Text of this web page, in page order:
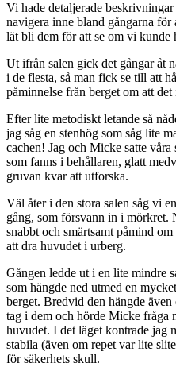
Vi hade detaljerade
navigera inne bland gångarna
lät bli dem för att se om vi
Ut ifrån salen gick det gångar åt
i de flesta, så man fick se till att
påminnelse från berget om att
Efter lite metodiskt letande så
jag såg en stenhög som såg lite
cachen! Jag och Micke satte
som fanns i behållaren, glatt
gruvan kvar att utforska.
Väl åter i den stora salen såg vi
gång, som försvann in i
snabbt och smärtsamt påmind
att dra huvudet i urberg.
Gången ledde ut i en lite mindre
som hängde ned utmed en
berget. Bredvid den hängde
tag i dem och hörde Micke fråga
huvudet. I det läget kontrade jag
stabila (även om repet var lite
för säkerhets skull.